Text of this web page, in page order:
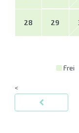
28 29
Frei
<